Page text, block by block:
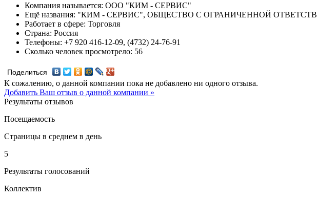
Компания называется: ООО "КИМ - СЕРВИС"
Ещё названия: "КИМ - СЕРВИС", ОБЩЕСТВО С ОГРАНИЧЕННОЙ
Работает в сфере: Торговля
Страна: Россия
Телефоны: +7 920 416-12-09, (4732) 24-76-91
Сколько человек просмотрело: 56
Поделиться
К сожалению, о данной компании пока не добавлено ни одного отзыва.
Добавить Ваш отзыв о данной компании »
Результаты отзывов
Посещаемость
Страницы в среднем в день
5
Результаты голосований
Коллектив